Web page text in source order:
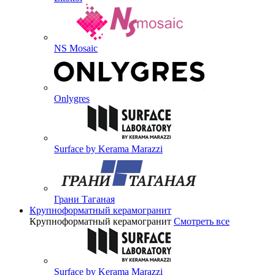
NS Mosaic
Onlygres
Surface by Kerama Marazzi
Грани Таганая
Крупноформатный керамогранит
Крупноформатный керамогранит Смотреть все
Surface by Kerama Marazzi